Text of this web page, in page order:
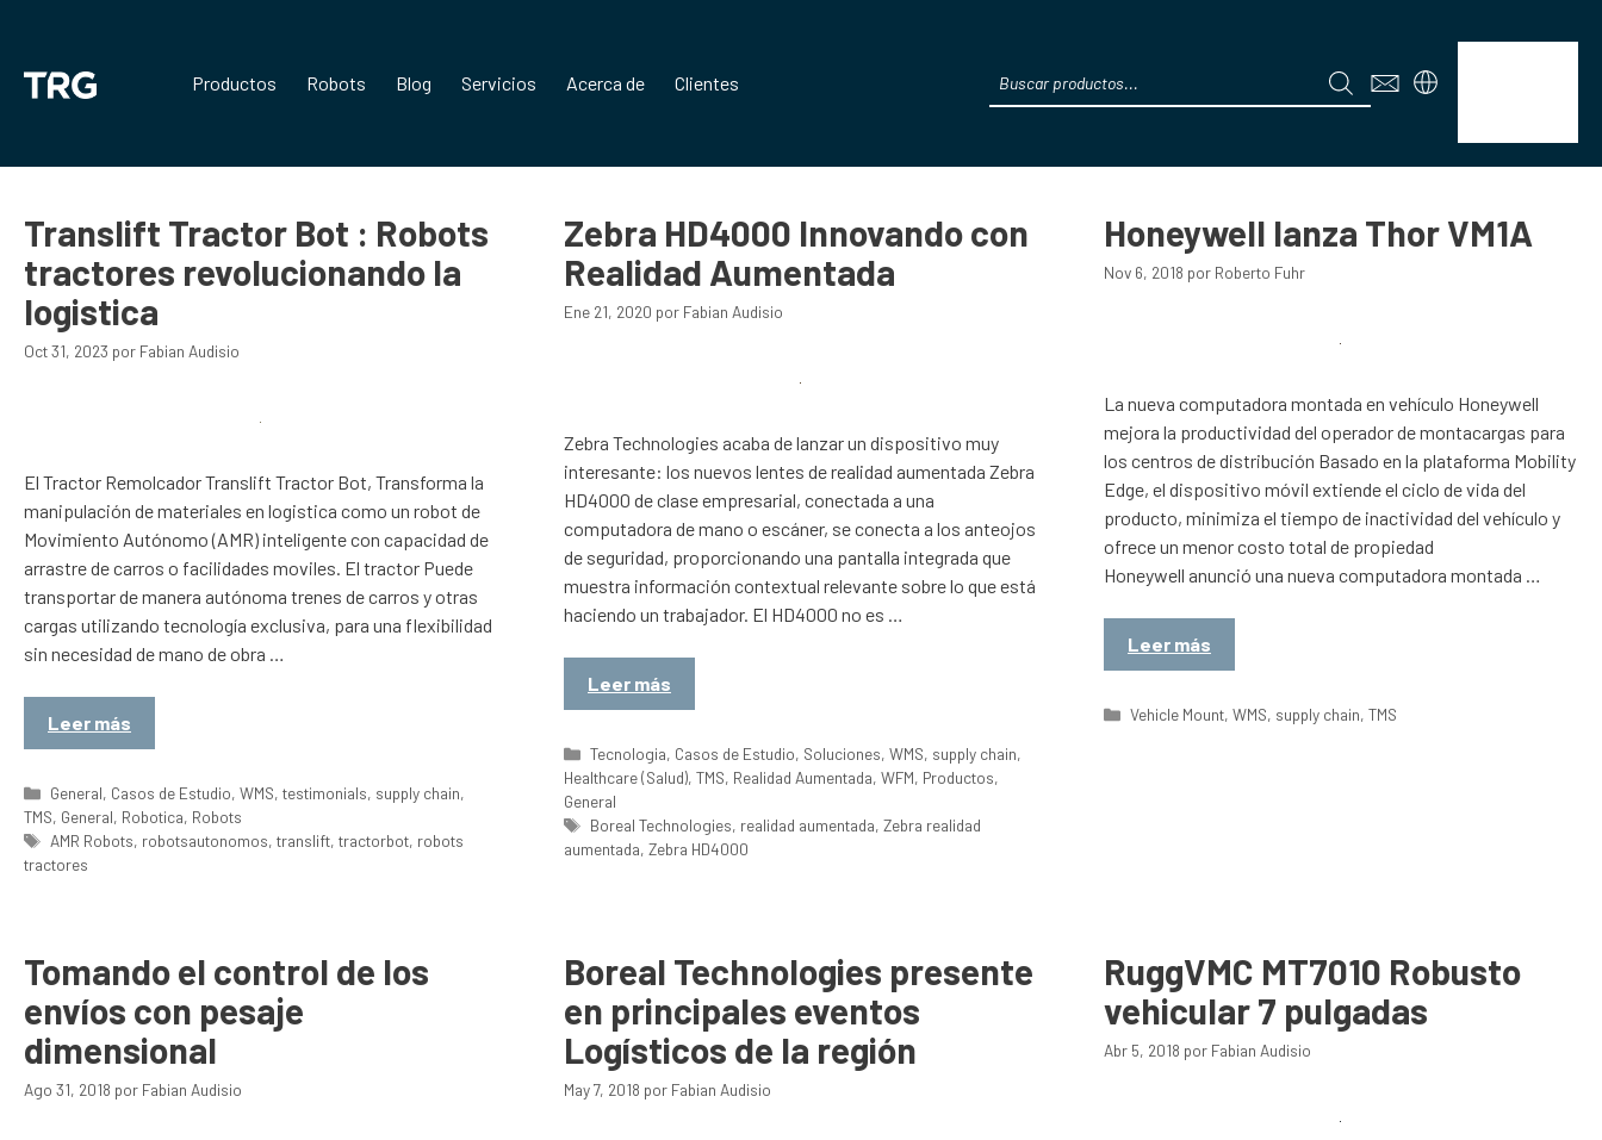
contenido
Productos Robots Blog Servicios Acerca de Clientes
search
Translift Tractor Bot : Robots
tractores revolucionando la
logistica
Oct 31, 2023 por Fabian Audisio
El Tractor Remolcador Translift Tractor Bot, Transforma la
manipulación de materiales en logistica como un robot de
Movimiento Autónomo (AMR) inteligente con capacidad de
arrastre de carros o facilidades moviles. El tractor Puede
transportar de manera autónoma trenes de carros y otras
cargas utilizando tecnología exclusiva, para una flexibilidad
sin necesidad de mano de obra …
Leer más
Categorías
General, Casos de Estudio, WMS, testimonials, supply chain,
TMS, General, Robotica, Robots
Etiquetas
AMR Robots, robotsautonomos, translift, tractorbot, robots
tractores
Zebra HD4000 Innovando con
Realidad Aumentada
Ene 21, 2020 por Fabian Audisio
Zebra Technologies acaba de lanzar un dispositivo muy
interesante: los nuevos lentes de realidad aumentada Zebra
HD4000 de clase empresarial, conectada a una
computadora de mano o escáner, se conecta a los anteojos
de seguridad, proporcionando una pantalla integrada que
muestra información contextual relevante sobre lo que está
haciendo un trabajador. El HD4000 no es …
Leer más
Categorías
Tecnologia, Casos de Estudio, Soluciones, WMS, supply chain,
Healthcare (Salud), TMS, Realidad Aumentada, WFM, Productos,
General
Etiquetas
Boreal Technologies, realidad aumentada, Zebra realidad
aumentada, Zebra HD4000
Honeywell lanza Thor VM1A
Nov 6, 2018 por Roberto Fuhr
La nueva computadora montada en vehículo Honeywell
mejora la productividad del operador de montacargas para
los centros de distribución Basado en la plataforma Mobility
Edge, el dispositivo móvil extiende el ciclo de vida del
producto, minimiza el tiempo de inactividad del vehículo y
ofrece un menor costo total de propiedad
Honeywell anunció una nueva computadora montada …
Leer más
Categorías
Vehicle Mount, WMS, supply chain, TMS
Tomando el control de los
envíos con pesaje
dimensional
Ago 31, 2018 por Fabian Audisio
Boreal Technologies presente
en principales eventos
Logísticos de la región
May 7, 2018 por Fabian Audisio
RuggVMC MT7010 Robusto
vehicular 7 pulgadas
Abr 5, 2018 por Fabian Audisio